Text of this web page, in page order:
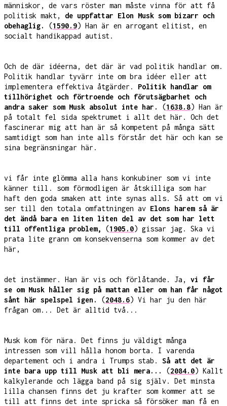
människor, de vars röster man måste vinna för att få
politisk makt, de uppfattar Elon Musk som bizarr och
obehaglig.
(1590.9) Han är en arrogant elitist, en
socialt handikappad autist.
Och de där idéerna, det där är vad politik handlar om.
Politik handlar tyvärr inte om bra idéer eller att
implementera effektiva åtgärder. Politik handlar om
tillhörighet och förtroende och förutsägbarhet och
andra saker som Musk absolut inte har.
(1638.8) Han är
på totalt fel sida spektrumet i allt det här. Och det
fascinerar mig att han är så kompetent på många sätt
samtidigt som han inte alls förstår det här och kan se
sina begränsningar här.
vi får inte glömma alla hans konkubiner som vi inte
känner till. som förmodligen är åtskilliga som har
haft den goda smaken att inte synas alls. Så att om vi
ser till den totala omfattningen av Elons harem så är
det ändå bara en liten liten del av det som har lett
till offentliga problem,
(1905.0) gissar jag. Ska vi
prata lite grann om konsekvenserna som kommer av det
här,
det instämmer. Han är vis och förlåtande. Ja, vi får
se om Musk håller sig på mattan eller om han får något
sånt här spelspel igen.
(2048.6) Vi har ju den här
frågan om... Det är alltid två...
Musk kom för nära. Det finns ju väldigt många
intressen som vill hålla honom borta. I varenda
departement och i andra i Trumps stab. Så att det är
inte bara upp till Musk att bli mera...
(2084.0) Kallt
kalkylerande och lägga band på sig själv. Det minsta
lilla chansen finns det ju krafter som kommer att se
till att finns det inte spricka så försöker man få en